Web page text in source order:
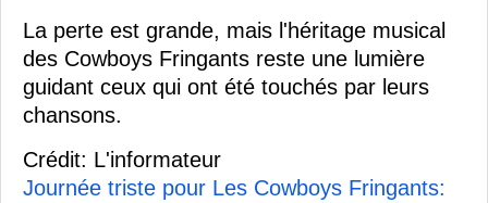
La perte est grande, mais l'héritage musical
des Cowboys Fringants reste une lumière
guidant ceux qui ont été touchés par leurs
chansons.
Crédit: L'informateur
Journée triste pour Les Cowboys Fringants: